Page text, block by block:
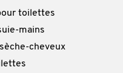
toilettes
mains
cheveux